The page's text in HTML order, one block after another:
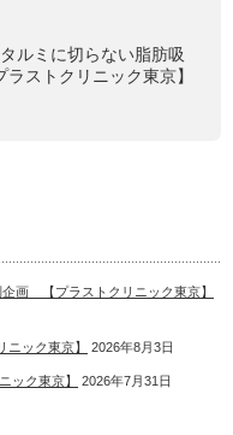
ルミに切らない脂肪吸
ストクリニック東京】
画 【プラストクリニック東京】
ック東京】 2026年8月3日
ク東京】 2026年7月31日